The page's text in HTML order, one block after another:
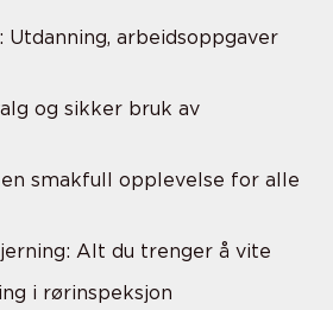
Utdanning, arbeidsoppgaver
og sikker bruk av
smakfull opplevelse for alle
Alt du trenger å vite
i rørinspeksjon